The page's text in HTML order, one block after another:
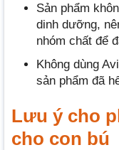
Sản phẩm
dinh dưỡng,
nhóm chất để
Không dùng
sản phẩm đã
Lưu ý cho
cho con bú